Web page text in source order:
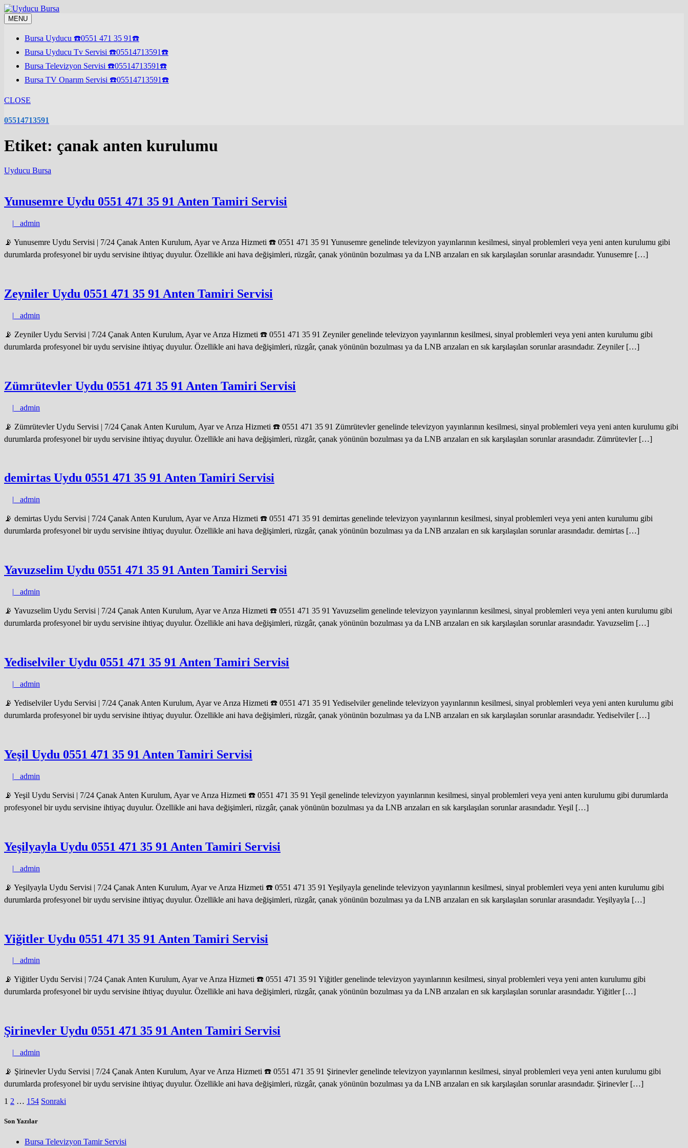
Skip
to
content
MENU
Bursa Uyducu ☎️0551 471 35 91☎️
Bursa Uyducu Tv Servisi ☎️05514713591☎️
Bursa Televizyon Servisi ☎️05514713591☎️
Bursa TV Onarım Servisi ☎️05514713591☎️
CLOSE
05514713591
Etiket: çanak anten kurulumu
Uyducu Bursa
Yunusemre Uydu 0551 471 35 91 Anten Tamiri Servisi
| admin
📡 Yunusemre Uydu Servisi | 7/24 Çanak Anten Kurulum, Ayar ve Arıza Hizmeti ☎️ 0551 471 35 91 Yunusemre genelinde televizyon yayınlarının kesilmesi, sinyal problemleri veya yeni anten kurulumu gibi
durumlarda profesyonel bir uydu servisine ihtiyaç duyulur. Özellikle ani hava değişimleri, rüzgâr, çanak yönünün bozulması ya da LNB arızaları en sık karşılaşılan sorunlar arasındadır. Yunusemre […]
Zeyniler Uydu 0551 471 35 91 Anten Tamiri Servisi
| admin
📡 Zeyniler Uydu Servisi | 7/24 Çanak Anten Kurulum, Ayar ve Arıza Hizmeti ☎️ 0551 471 35 91 Zeyniler genelinde televizyon yayınlarının kesilmesi, sinyal problemleri veya yeni anten kurulumu gibi
durumlarda profesyonel bir uydu servisine ihtiyaç duyulur. Özellikle ani hava değişimleri, rüzgâr, çanak yönünün bozulması ya da LNB arızaları en sık karşılaşılan sorunlar arasındadır. Zeyniler […]
Zümrütevler Uydu 0551 471 35 91 Anten Tamiri Servisi
| admin
📡 Zümrütevler Uydu Servisi | 7/24 Çanak Anten Kurulum, Ayar ve Arıza Hizmeti ☎️ 0551 471 35 91 Zümrütevler genelinde televizyon yayınlarının kesilmesi, sinyal problemleri veya yeni anten kurulumu gibi
durumlarda profesyonel bir uydu servisine ihtiyaç duyulur. Özellikle ani hava değişimleri, rüzgâr, çanak yönünün bozulması ya da LNB arızaları en sık karşılaşılan sorunlar arasındadır. Zümrütevler […]
demirtas Uydu 0551 471 35 91 Anten Tamiri Servisi
| admin
📡 demirtas Uydu Servisi | 7/24 Çanak Anten Kurulum, Ayar ve Arıza Hizmeti ☎️ 0551 471 35 91 demirtas genelinde televizyon yayınlarının kesilmesi, sinyal problemleri veya yeni anten kurulumu gibi
durumlarda profesyonel bir uydu servisine ihtiyaç duyulur. Özellikle ani hava değişimleri, rüzgâr, çanak yönünün bozulması ya da LNB arızaları en sık karşılaşılan sorunlar arasındadır. demirtas […]
Yavuzselim Uydu 0551 471 35 91 Anten Tamiri Servisi
| admin
📡 Yavuzselim Uydu Servisi | 7/24 Çanak Anten Kurulum, Ayar ve Arıza Hizmeti ☎️ 0551 471 35 91 Yavuzselim genelinde televizyon yayınlarının kesilmesi, sinyal problemleri veya yeni anten kurulumu gibi
durumlarda profesyonel bir uydu servisine ihtiyaç duyulur. Özellikle ani hava değişimleri, rüzgâr, çanak yönünün bozulması ya da LNB arızaları en sık karşılaşılan sorunlar arasındadır. Yavuzselim […]
Yediselviler Uydu 0551 471 35 91 Anten Tamiri Servisi
| admin
📡 Yediselviler Uydu Servisi | 7/24 Çanak Anten Kurulum, Ayar ve Arıza Hizmeti ☎️ 0551 471 35 91 Yediselviler genelinde televizyon yayınlarının kesilmesi, sinyal problemleri veya yeni anten kurulumu gibi
durumlarda profesyonel bir uydu servisine ihtiyaç duyulur. Özellikle ani hava değişimleri, rüzgâr, çanak yönünün bozulması ya da LNB arızaları en sık karşılaşılan sorunlar arasındadır. Yediselviler […]
Yeşil Uydu 0551 471 35 91 Anten Tamiri Servisi
| admin
📡 Yeşil Uydu Servisi | 7/24 Çanak Anten Kurulum, Ayar ve Arıza Hizmeti ☎️ 0551 471 35 91 Yeşil genelinde televizyon yayınlarının kesilmesi, sinyal problemleri veya yeni anten kurulumu gibi durumlarda
profesyonel bir uydu servisine ihtiyaç duyulur. Özellikle ani hava değişimleri, rüzgâr, çanak yönünün bozulması ya da LNB arızaları en sık karşılaşılan sorunlar arasındadır. Yeşil […]
Yeşilyayla Uydu 0551 471 35 91 Anten Tamiri Servisi
| admin
📡 Yeşilyayla Uydu Servisi | 7/24 Çanak Anten Kurulum, Ayar ve Arıza Hizmeti ☎️ 0551 471 35 91 Yeşilyayla genelinde televizyon yayınlarının kesilmesi, sinyal problemleri veya yeni anten kurulumu gibi
durumlarda profesyonel bir uydu servisine ihtiyaç duyulur. Özellikle ani hava değişimleri, rüzgâr, çanak yönünün bozulması ya da LNB arızaları en sık karşılaşılan sorunlar arasındadır. Yeşilyayla […]
Yiğitler Uydu 0551 471 35 91 Anten Tamiri Servisi
admin
📡 Yiğitler Uydu Servisi | 7/24 Çanak Anten Kurulum, Ayar ve Arıza Hizmeti ☎️ 0551 471 35 91 Yiğitler genelinde televizyon yayınlarının kesilmesi, sinyal problemleri veya yeni anten kurulumu gibi
durumlarda profesyonel bir uydu servisine ihtiyaç duyulur. Özellikle ani hava değişimleri, rüzgâr, çanak yönünün bozulması ya da LNB arızaları en sık karşılaşılan sorunlar arasındadır. Yiğitler […]
Şirinevler Uydu 0551 471 35 91 Anten Tamiri Servisi
| admin
📡 Şirinevler Uydu Servisi | 7/24 Çanak Anten Kurulum, Ayar ve Arıza Hizmeti ☎️ 0551 471 35 91 Şirinevler genelinde televizyon yayınlarının kesilmesi, sinyal problemleri veya yeni anten kurulumu gibi
durumlarda profesyonel bir uydu servisine ihtiyaç duyulur. Özellikle ani hava değişimleri, rüzgâr, çanak yönünün bozulması ya da LNB arızaları en sık karşılaşılan sorunlar arasındadır. Şirinevler […]
Yazı
sayfalaması
1 2 … 154 Sonraki
Son Yazılar
Bursa Televizyon Tamir Servisi